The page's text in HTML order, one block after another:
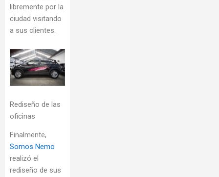
libremente por la
ciudad visitando
a sus clientes.
Rediseño de las
oficinas
Finalmente,
Somos Nemo
realizó el
rediseño de sus